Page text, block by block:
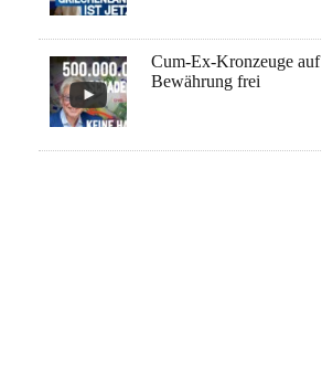
Cum-Ex-Kronzeuge auf
Bewährung frei